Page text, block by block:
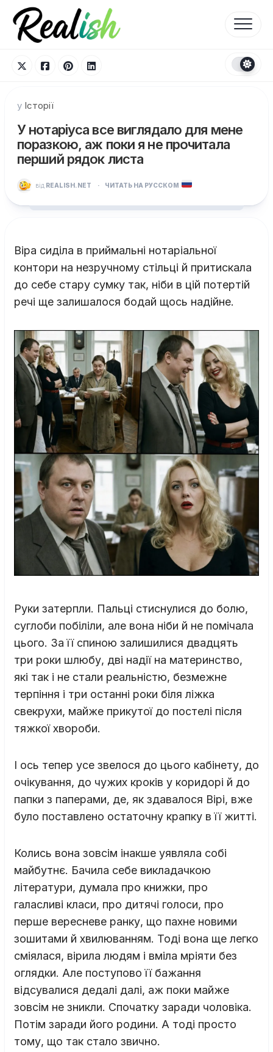
Перейти
вмісту
у Історії
У нотаріуса все виглядало для мене
поразкою, аж поки я не прочитала
перший рядок листа
від REALISH.NET · ЧИТАТЬ НА РУССКОМ
Віра сиділа в приймальні нотаріальної
контори на незручному стільці й притискала
до себе стару сумку так, ніби в цій потертій
речі ще залишалося бодай щось надійне.
Руки затерпли. Пальці стиснулися до болю,
суглоби побіліли, але вона ніби й не помічала
цього. За її спиною залишилися двадцять
три роки шлюбу, дві надії на материнство,
які так і не стали реальністю, безмежне
терпіння і три останні роки біля ліжка
свекрухи, майже прикутої до постелі після
тяжкої хвороби.
І ось тепер усе звелося до цього кабінету, до
очікування, до чужих кроків у коридорі й до
папки з паперами, де, як здавалося Вірі, вже
було поставлено остаточну крапку в її житті.
Колись вона зовсім інакше уявляла собі
майбутнє. Бачила себе викладачкою
літератури, думала про книжки, про
галасливі класи, про дитячі голоси, про
перше вересневе ранку, що пахне новими
зошитами й хвилюванням. Тоді вона ще легко
сміялася, вірила людям і вміла мріяти без
оглядки. Але поступово її бажання
відсувалися дедалі далі, аж поки майже
зовсім не зникли. Спочатку заради чоловіка.
Потім заради його родини. А тоді просто
тому, що так стало звично.